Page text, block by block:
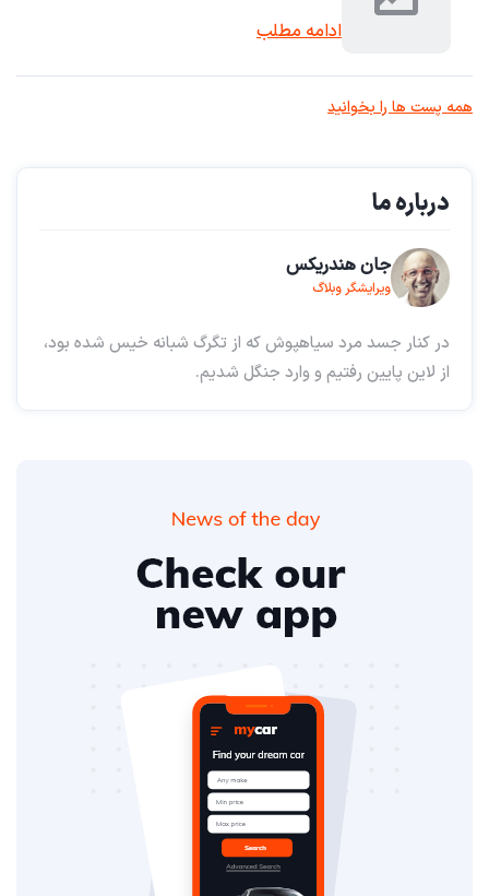
ادامه مطلب
همه پست ها را بخوانید
درباره ما
جان هندریکس
ویرایشگر وبلاگ
در کنار جسد مرد سیاهپوش که از تگرگ شبانه خیس شده بود،
از لاین پایین رفتیم و وارد جنگل شدیم.